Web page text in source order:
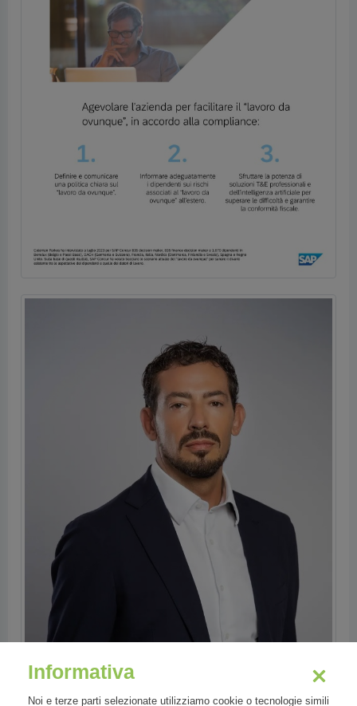
Informativa
Noi e terze parti selezionate utilizziamo cookie o tecnologie simili